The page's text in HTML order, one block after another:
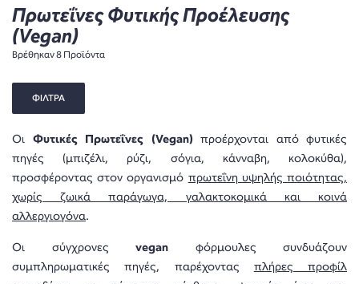
Πρωτεΐνες Φυτικής Προέλευσης
(Vegan)
Βρέθηκαν 8 Προϊόντα
ΦΙΛΤΡΑ
Οι Φυτικές Πρωτεΐνες (Vegan) προέρχονται από φυτικές
πηγές (μπιζέλι, ρύζι, σόγια, κάνναβη, κολοκύθα),
προσφέροντας στον οργανισμόπρωτεΐνη υψηλής ποιότητας,
χωρίς ζωικά παράγωγα, γαλακτοκομικά και κοινά
αλλεργιογόνα.
Οι σύγχρονες vegan φόρμουλες συνδυάζουν
συμπληρωματικές πηγές, παρέχονταςπλήρες προφίλ